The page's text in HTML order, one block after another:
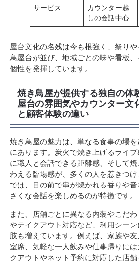
サービス
カウンター越
しの会話中心
屋台文化の名残は今も根強く、祭り
鳥屋台が並び、地域ごとの味や看板
個性を発揮しています。
焼き鳥屋が提供する独自の体
屋台の雰囲気やカウンター文
と顧客体験の違い
焼き鳥屋の魅力は、単なる食事の場
にあります。炭火で焼き上げるライ
に職人と会話できる距離感、そして
わえる臨場感が、多くの人を惹きつ
では、目の前で串が焼かれる香りや
さくな会話を楽しめるのが特徴です。
また、店舗ごとに異なる内装やこだ
やテイクアウト対応など、利用シー
肢も増えています。例えば、家族や
室席、気軽な一人飲みや仕事帰りに
クアウトやネット予約に対応した店